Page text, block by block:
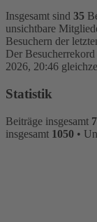
Insgesamt sind 35
unsichtbare
Besuchern der
Der
2026, 20:46
Statistik
Beiträge insgesamt
insgesamt 1050 •